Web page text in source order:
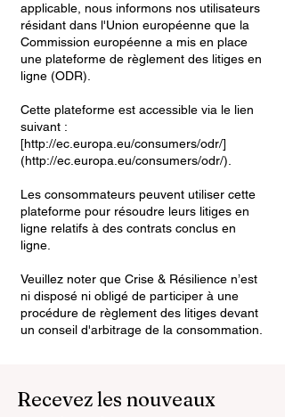
applicable, nous informons nos utilisateurs
résidant dans l'Union européenne que la
Commission européenne a mis en place
une plateforme de règlement des litiges en
ligne (ODR).
Cette plateforme est accessible via le lien
suivant :
[http://ec.europa.eu/consumers/odr/]
(http://ec.europa.eu/consumers/odr/).
Les consommateurs peuvent utiliser cette
plateforme pour résoudre leurs litiges en
ligne relatifs à des contrats conclus en
ligne.
Veuillez noter que Crise & Résilience n’est
ni disposé ni obligé de participer à une
procédure de règlement des litiges devant
un conseil d'arbitrage de la consommation.
Recevez les nouveaux